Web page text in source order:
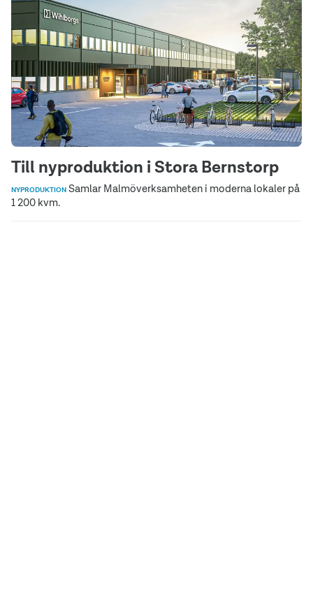
Till nyproduktion i Stora Bernstorp
NYPRODUKTION Samlar Malmöverksamheten i moderna lokaler på
1 200 kvm.